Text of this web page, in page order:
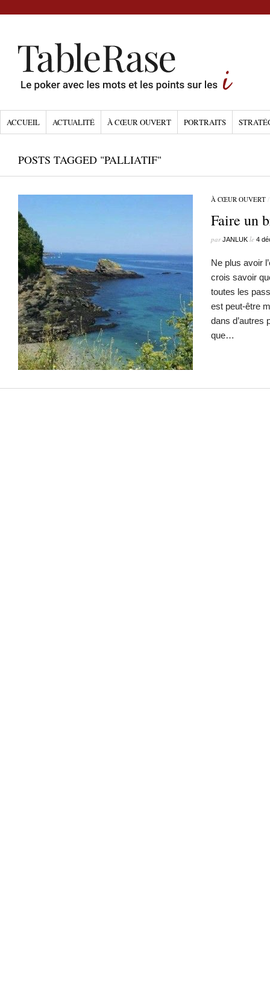
ACCUEIL ACTUALITÉ À CŒUR OUVERT PORTRAITS
POSTS TAGGED "PALLIATIF"
À CŒUR OUVERT
Faire un
parJANLUK le 4
Ne plus avoir
crois savoir
toutes les
est peut-être
dans d’autres
que…